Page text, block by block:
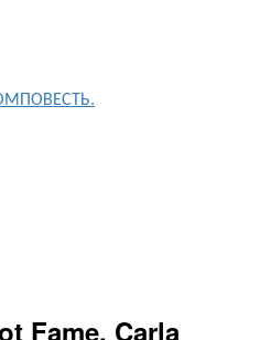
Fame. Carla